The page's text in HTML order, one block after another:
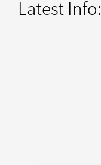
Latest Info: